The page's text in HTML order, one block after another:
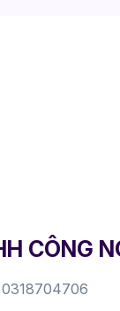
CÔNG
0318704706